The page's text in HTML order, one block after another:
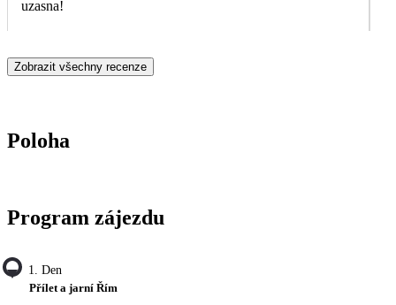
uzasna!
Zobrazit všechny recenze
Poloha
Program zájezdu
1. Den
Přílet a jarní Řím